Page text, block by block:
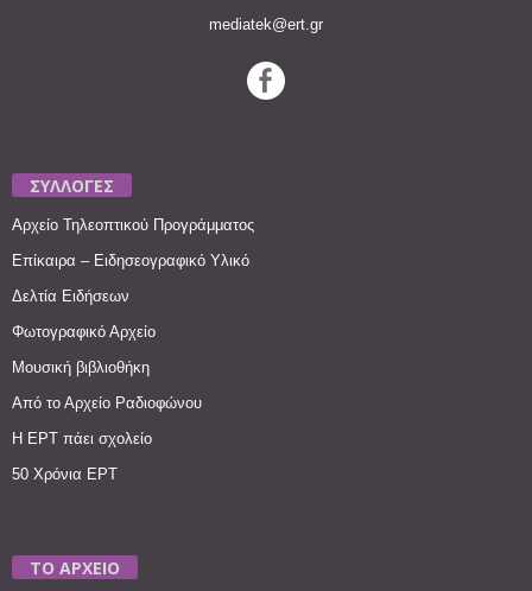
mediatek@ert.gr
ΣΥΛΛΟΓΕΣ
Αρχείο Τηλεοπτικού Προγράμματος
Επίκαιρα – Ειδησεογραφικό Υλικό
Δελτία Ειδήσεων
Φωτογραφικό Αρχείο
Μουσική βιβλιοθήκη
Από το Αρχείο Ραδιοφώνου
Η ΕΡΤ πάει σχολείο
50 Χρόνια ΕΡΤ
ΤΟ ΑΡΧΕΙΟ